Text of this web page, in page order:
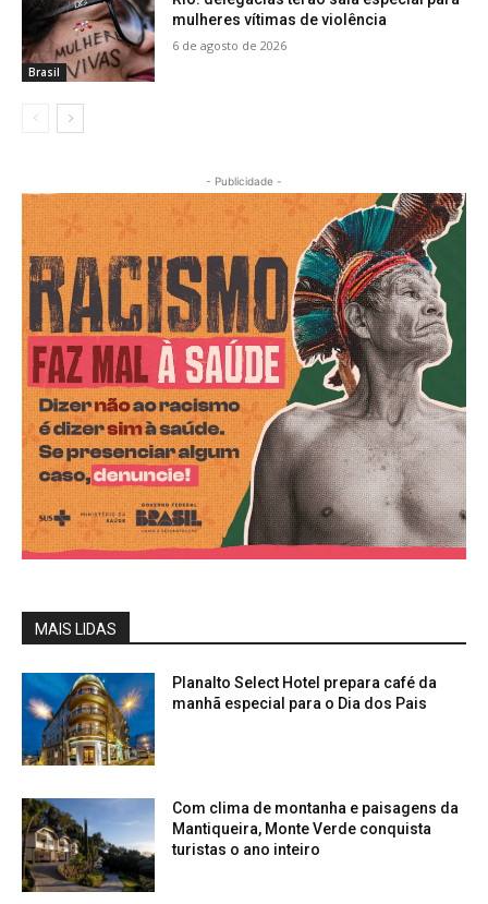
Brasil
mulheres vítimas de violência
6 de agosto de 2026
- Publicidade -
MAIS LIDAS
Planalto Select Hotel prepara café da
manhã especial para o Dia dos Pais
Com clima de montanha e paisagens da
Mantiqueira, Monte Verde conquista
turistas o ano inteiro